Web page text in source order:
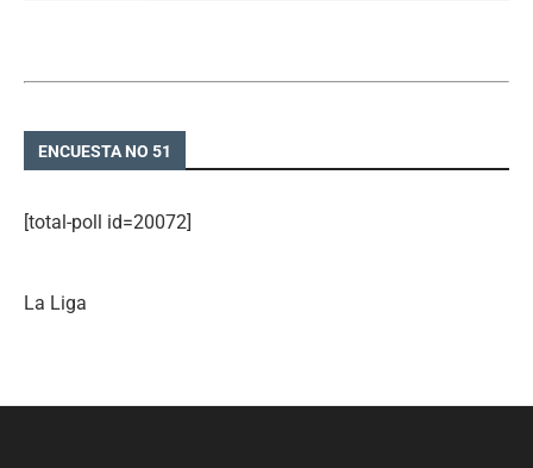
ENCUESTA NO 51
[total-poll id=20072]
La Liga